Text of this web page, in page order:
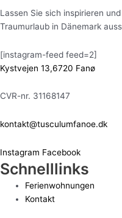
Lassen Sie sich inspirieren
Traumurlaub in Dänemark
[instagram-feed feed=2]
Kystvejen 13,6720 Fanø
CVR-nr. 31168147
kontakt@tusculumfanoe.dk
Instagram Facebook
Schnelllinks
Ferienwohnungen
Kontakt